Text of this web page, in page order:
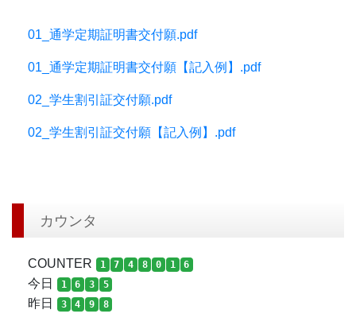
01_通学定期証明書交付願.pdf
01_通学定期証明書交付願【記入例】.pdf
02_学生割引証交付願.pdf
02_学生割引証交付願【記入例】.pdf
カウンタ
COUNTER 1 7 4 8 0 1 6
今日 1 6 3 5
昨日 3 4 9 8